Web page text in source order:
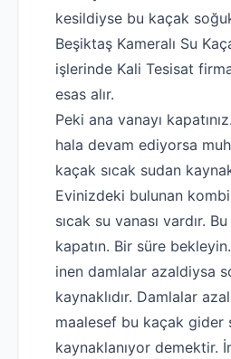
kesildiyse bu kaçak
Beşiktaş Kameralı Su
işlerinde Kali Tesisat
esas alır.
Peki ana vanayı
hala devam ediyorsa
kaçak sıcak sudan
Evinizdeki bulunan
sıcak su vanası vardır. Bu
kapatın. Bir süre
inen damlalar azaldiysa
kaynaklıdır. Damlalar
maalesef bu kaçak gider
kaynaklanıyor demektir.